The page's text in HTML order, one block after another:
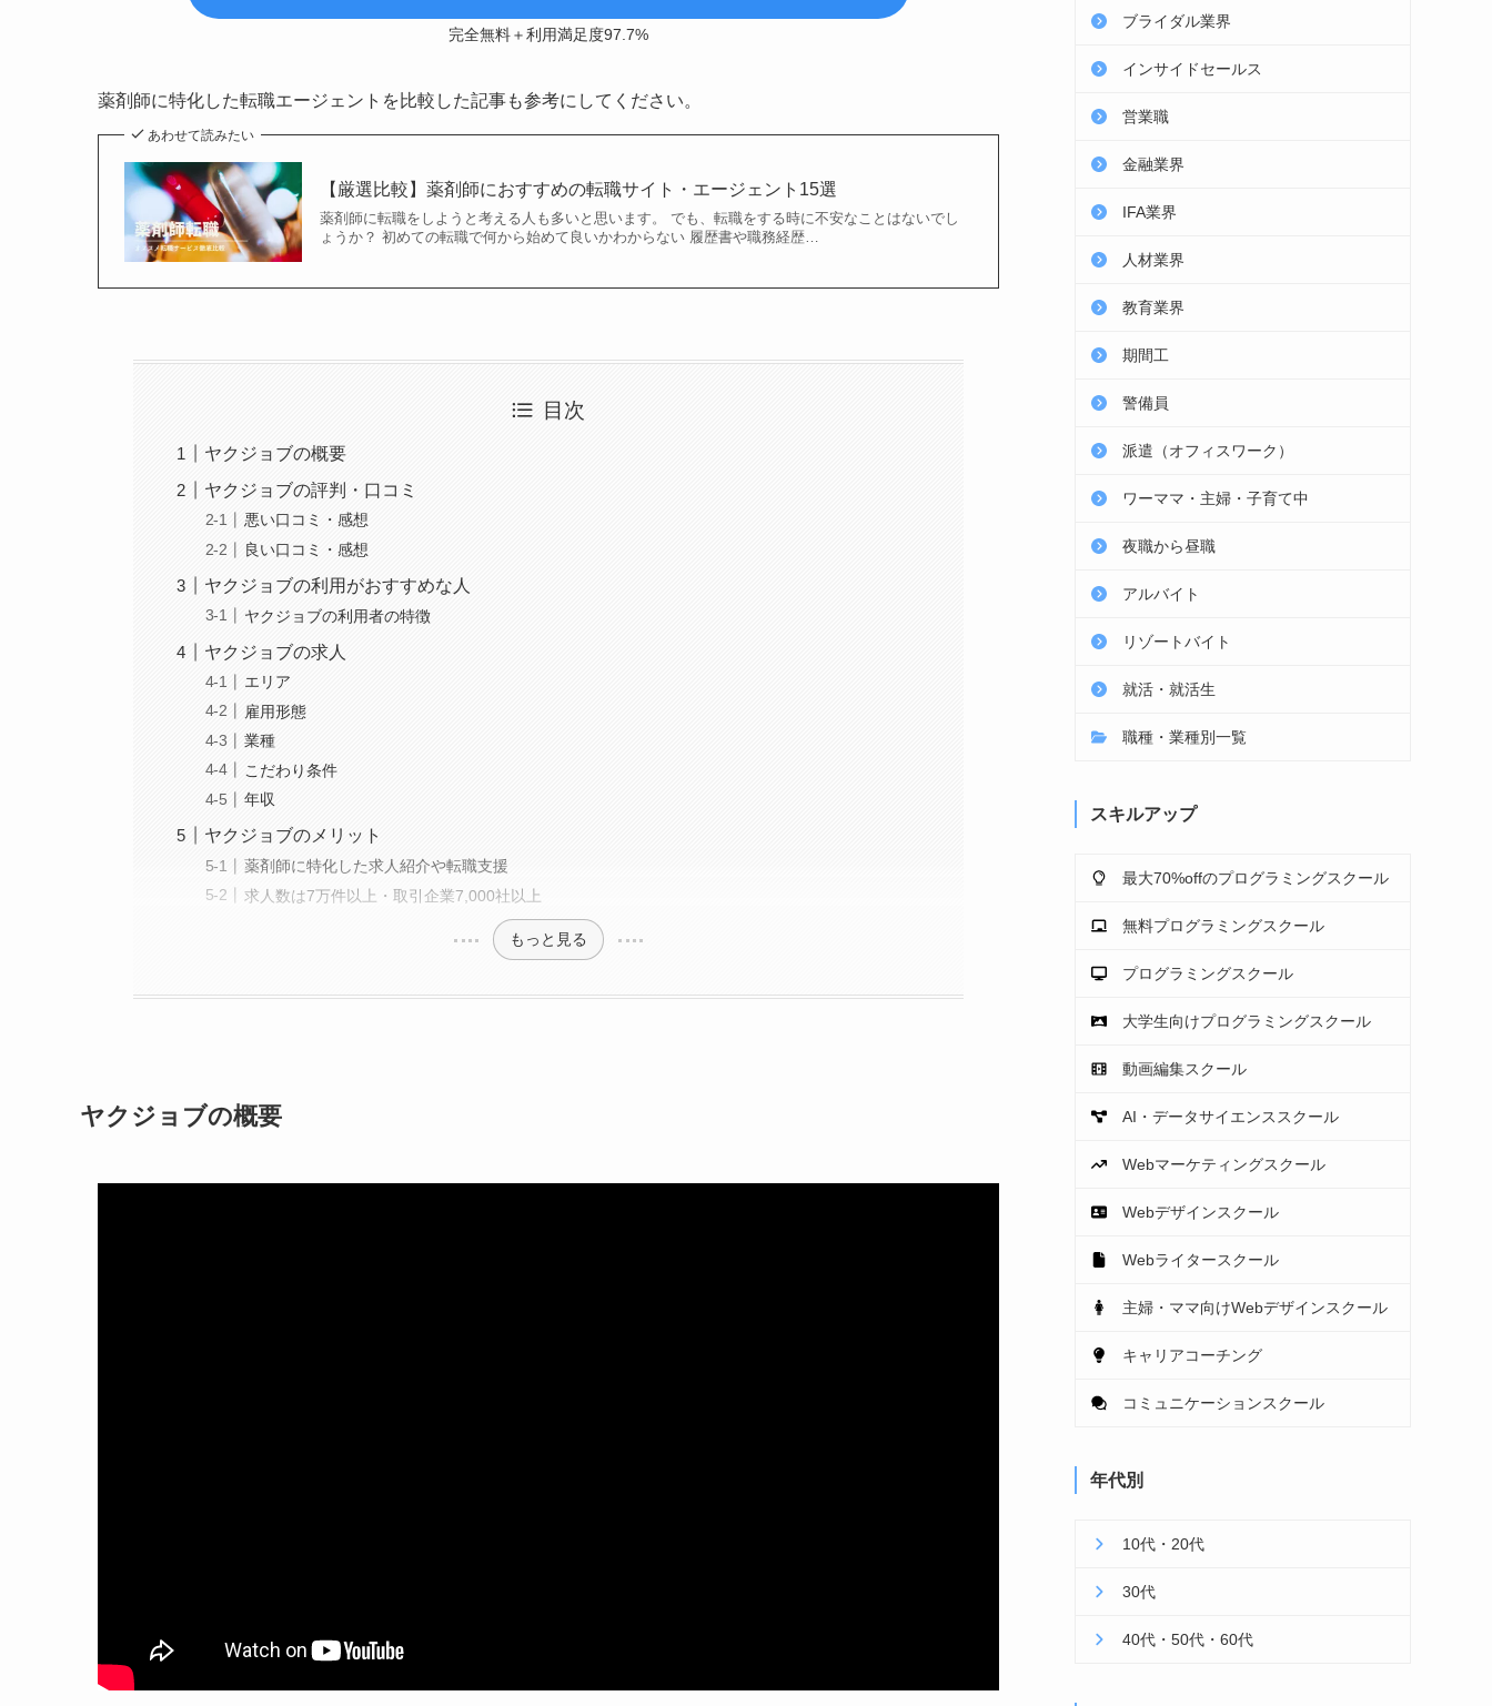
完全無料＋利用満足度97.7%
薬剤師に特化した転職エージェントを比較した記事も参考にしてください。
あわせて読みたい
【厳選比較】薬剤師におすすめの転職サイト・エージェント15選
薬剤師に転職をしようと考える人も多いと思います。 でも、転職をする時に不安なことはないでし
ょうか？ 初めての転職で何から始めて良いかわからない 履歴書や職務経歴…
目次
ヤクジョブの概要
ヤクジョブの評判・口コミ
悪い口コミ・感想
良い口コミ・感想
ヤクジョブの利用がおすすめな人
ヤクジョブの利用者の特徴
ヤクジョブの求人
エリア
雇用形態
業種
こだわり条件
年収
ヤクジョブのメリット
薬剤師に特化した求人紹介や転職支援
求人数は7万件以上・取引企業7,000社以上
もっと見る
ヤクジョブの概要
ブライダル業界
インサイドセールス
営業職
金融業界
IFA業界
人材業界
教育業界
期間工
警備員
派遣（オフィスワーク）
ワーママ・主婦・子育て中
夜職から昼職
アルバイト
リゾートバイト
就活・就活生
職種・業種別一覧
スキルアップ
最大70%offのプログラミングスクール
無料プログラミングスクール
プログラミングスクール
大学生向けプログラミングスクール
動画編集スクール
AI・データサイエンススクール
Webマーケティングスクール
Webデザインスクール
Webライタースクール
主婦・ママ向けWebデザインスクール
キャリアコーチング
コミュニケーションスクール
年代別
10代・20代
30代
40代・50代・60代